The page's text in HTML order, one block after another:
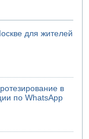
для жителей
в
по WhatsApp